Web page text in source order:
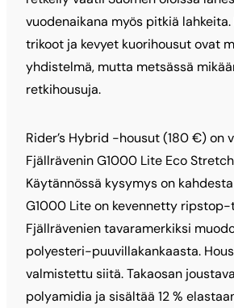
vuodenaikana myös pitkiä
trikoot ja kevyet kuorihousut ovat
yhdistelmä, mutta metsässä
retkihousuja.
Rider’s Hybrid -housut (180 €) on
Fjällrävenin G1000 Lite Eco
Käytännössä kysymys on
G1000 Lite on kevennetty
Fjällrävenien tavaramerkiksi
polyesteri-puuvillakankaasta.
valmistettu siitä. Takaosan
polyamidia ja sisältää 12 %